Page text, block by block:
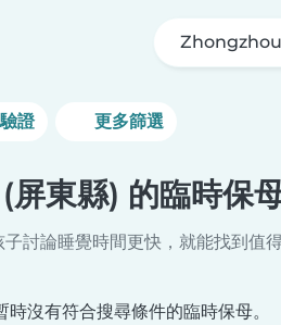
Zhongzhou
驗證 更多篩選
東縣) 的臨時保
討論睡覺時間更快，就能找到值
沒有符合搜尋條件的臨時保母。